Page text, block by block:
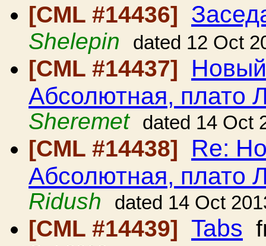
[CML #14436]
Shelepin dated 12 Oct
[CML #14437]
Абсолютная, плато
Sheremet
dated 14 Oct
[CML #14438] Re:
Абсолютная, плато
Ridush
dated 14 Oct
[CML #14439] Tabs